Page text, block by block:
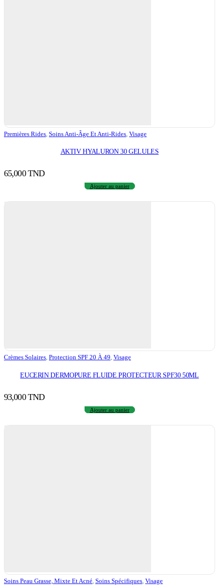
Premières Rides Soins Anti-Âge Et Anti-Rides Visage
AKTIV HYALURON 30 GELULES
65,000TND
Ajouter au panier
Crèmes Solaires, Protection SPF 20 À 49, Visage
EUCERIN DERMOPURE FLUIDE PROTECTEUR SPF30 50ML
93,000TND
Ajouter au panier
Soins Peau Grasse, Mixte Et Acné Soins Spécifiques Visage